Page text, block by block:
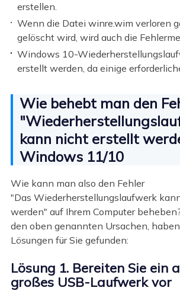
erstellen.
Wenn die Datei winre.wim verloren
gelöscht wird, wird auch die
Windows 10-
erstellt werden, da einige
Wie behebt man den
kann nicht erstellt
Windows 11/10
Wie kann man also den Fehler
"Das Wiederherstellungslaufwerk
werden" auf Ihrem Computer
den oben genannten Ursachen,
Lösungen für Sie gefunden:
Lösung 1. Bereiten Sie ein
großes USB-Laufwerk vor